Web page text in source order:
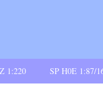
1:220 SP H0E 1:87/